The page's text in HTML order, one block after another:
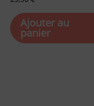
Ajouter au
panier